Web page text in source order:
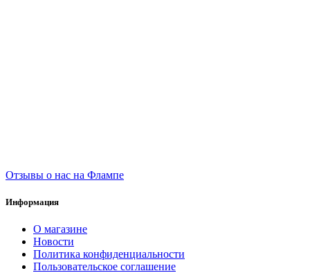
Отзывы о нас на Флампе
Информация
О магазине
Новости
Политика конфиденциальности
Пользовательское соглашение